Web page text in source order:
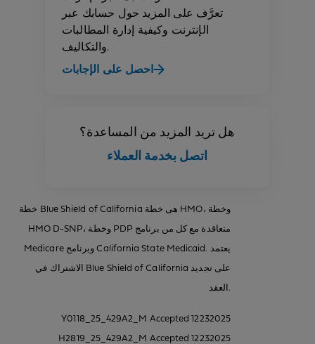
تعرَّف على المزيد حول حسابك عبر
الإنترنت وكيفية إدارة المطالبات
والتكاليف.
احصل على الإجابات
هل تريد المزيد من المساعدة؟
اتصل بخدمة العملاء
خطة Blue Shield of California هى خطة HMO، وخطة
HMO D-SNP، وخطة PDP متعاقدة مع كل من برنامج
Medicare وبرنامج California State Medicaid. يعتمد
الاشتراك في Blue Shield of California على تجديد
العقد.
Y0118_25_429A2_M Accepted 12232025
H2819_25_429A2_M Accepted 12232025